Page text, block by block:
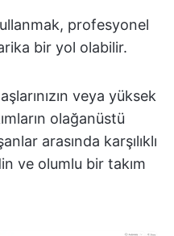
profesyonel
bir yol olabilir.
veya yüksek
olağanüstü
arasında karşılıklı
ve olumlu bir takım